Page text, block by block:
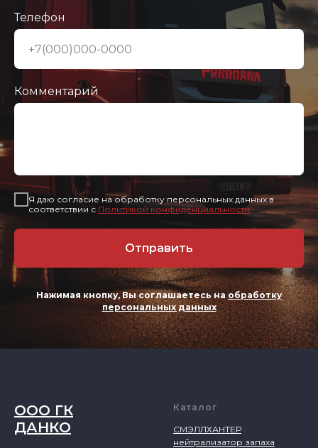
Телефон
Комментарий
Я даю согласие на обработку персональных данных в
соответствии с Политикой конфиденциальности.
Отправить
Нажимая кнопку, Вы соглашаетесь наобработку
персональных данных
ООО ГК
ДАНКО
Каталог
СМЭЛЛХАНТЕР
нейтрализатор запаха